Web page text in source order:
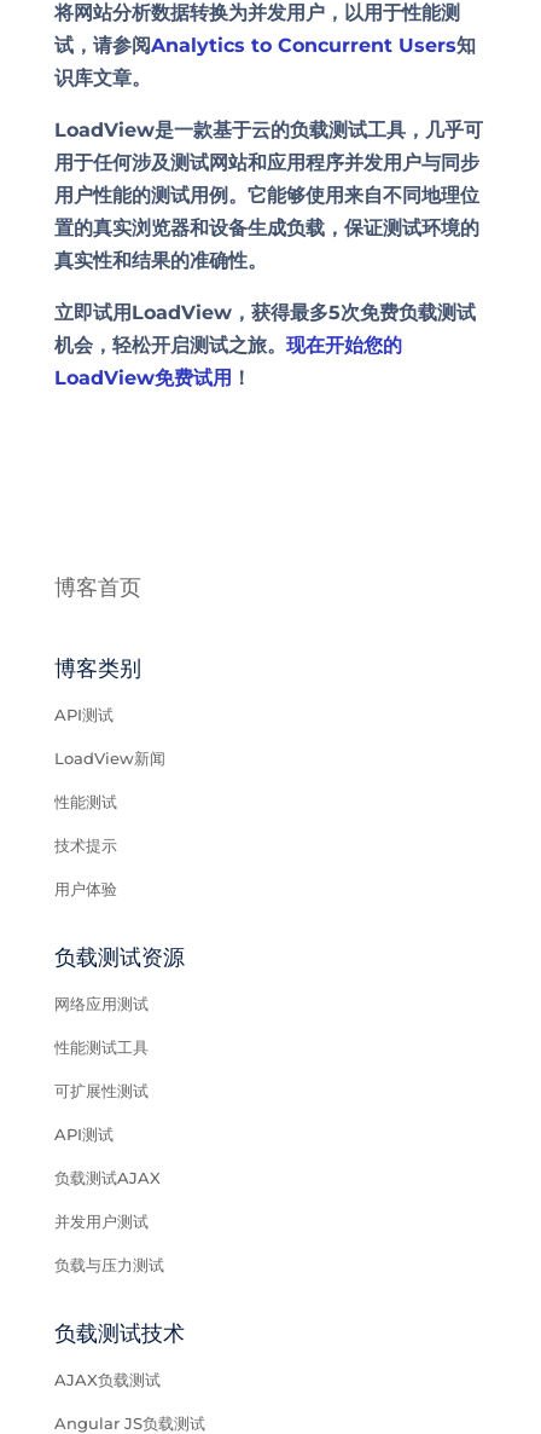
将网站分析数据转换为并发用户，以用于性能测
试，请参阅Analytics to Concurrent Users知
识库文章。
LoadView是一款基于云的负载测试工具，几乎可
用于任何涉及测试网站和应用程序并发用户与同步
用户性能的测试用例。它能够使用来自不同地理位
置的真实浏览器和设备生成负载，保证测试环境的
真实性和结果的准确性。
立即试用LoadView，获得最多5次免费负载测试
机会，轻松开启测试之旅。 现在开始您的
LoadView免费试用 ！
博客首页
博客类别
API测试
LoadView新闻
性能测试
技术提示
用户体验
负载测试资源
网络应用测试
性能测试工具
可扩展性测试
API测试
负载测试AJAX
并发用户测试
负载与压力测试
负载测试技术
AJAX负载测试
Angular JS负载测试